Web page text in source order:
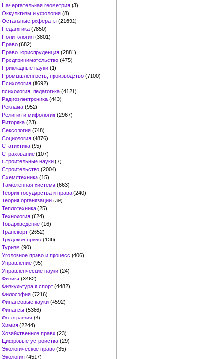
Начертательная геометрия (3)
Оккультизм и уфология (8)
Остальные рефераты (21692)
Педагогика (7850)
Политология (3801)
Право (682)
Право, юриспруденция (2881)
Предпринимательство (475)
Прикладные науки (1)
Промышленность, производство (7100)
Психология (8692)
психология, педагогика (4121)
Радиоэлектроника (443)
Реклама (952)
Религия и мифология (2967)
Риторика (23)
Сексология (748)
Социология (4876)
Статистика (95)
Страхование (107)
Строительные науки (7)
Строительство (2004)
Схемотехника (15)
Таможенная система (663)
Теория государства и права (240)
Теория организации (39)
Теплотехника (25)
Технология (624)
Товароведение (16)
Транспорт (2652)
Трудовое право (136)
Туризм (90)
Уголовное право и процесс (406)
Управление (95)
Управленческие науки (24)
Физика (3462)
Физкультура и спорт (4482)
Философия (7216)
Финансовые науки (4592)
Финансы (5386)
Фотография (3)
Химия (2244)
Хозяйственное право (23)
Цифровые устройства (29)
Экологическое право (35)
Экология (4517)